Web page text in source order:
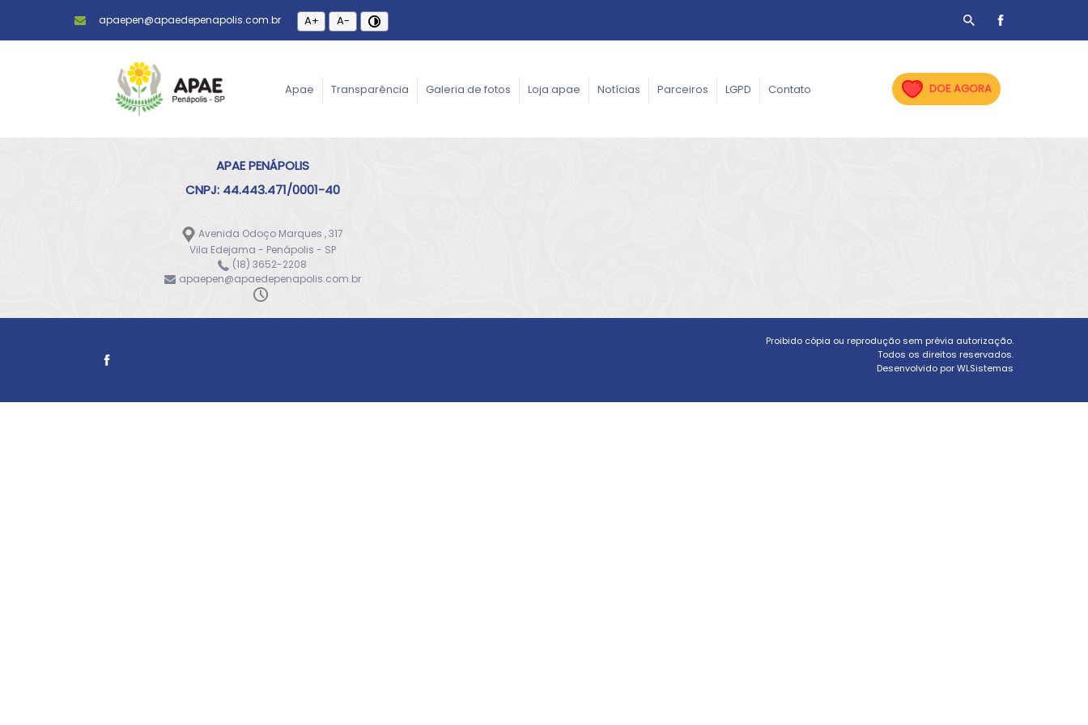
apaepen@apaedepenapolis.com.br A+ A-
Apae Transparência Galeria de fotos Loja apae Notícias Parceiros LGPD Contato DOE AGORA
APAE PENÁPOLIS
CNPJ: 44.443.471/0001-40
Avenida Odoço Marques , 317
Vila Edejama - Penápolis - SP
(18) 3652-2208
apaepen@apaedepenapolis.com.br
Proibido cópia ou reprodução sem prévia autorização.
Todos os direitos reservados.
Desenvolvido por WLSistemas